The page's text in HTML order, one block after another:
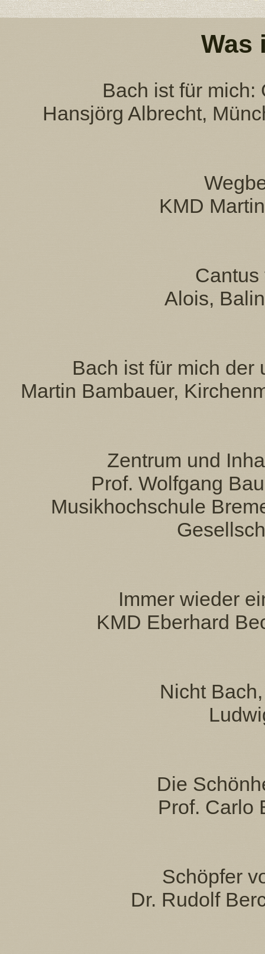
Was
Bach ist für mich:
Hansjörg Albrecht,
KMD
Cantus
Alois,
Bach ist für mich der
Martin Bambauer,
Zentrum und
Prof. Wolfgang
Musikhochschule
Immer wieder
KMD Eberhard
Nicht
Die
Prof. Carlo
Schöpfer
Dr. Rudolf